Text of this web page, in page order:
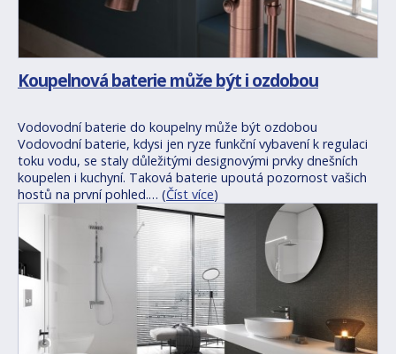
Koupelnová baterie může být i ozdobou
Vodovodní baterie do koupelny může být ozdobou
Vodovodní baterie, kdysi jen ryze funkční vybavení k regulaci
toku vodu, se staly důležitými designovými prvky dnešních
koupelen i kuchyní. Taková baterie upoutá pozornost vašich
hostů na první pohled.… (Číst více)